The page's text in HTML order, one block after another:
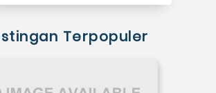
Terpopuler